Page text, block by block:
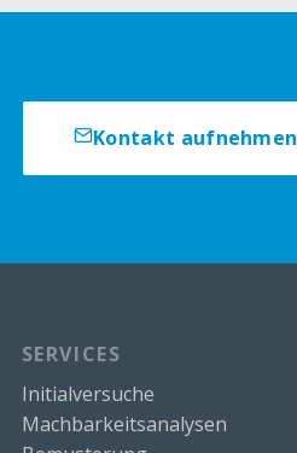
Kontakt aufnehmen
SERVICES
Initialversuche
Machbarkeitsanalysen